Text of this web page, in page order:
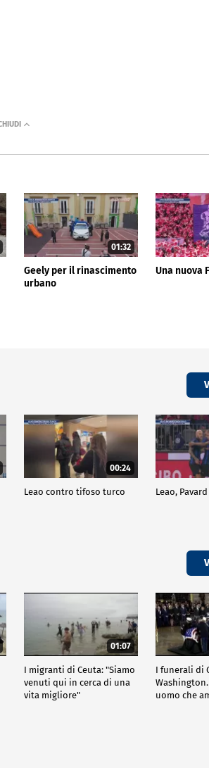
01:32
Geely per il rinascimento
urbano
Una nuova
00:24
Leao contro tifoso turco Leao,
01:07
I migranti di Ceuta: "Siamo
venuti qui in cerca di una
vita migliore"
I funerali di
Washington.
uomo che